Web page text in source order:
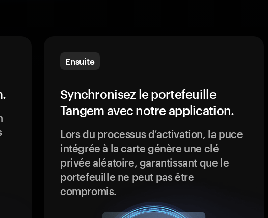
Ensuite
Synchronisez le portefeuille
Tangem avec notre application.
Lors du processus d’activation, la puce
intégrée à la carte génère une clé
privée aléatoire, garantissant que le
portefeuille ne peut pas être
compromis.